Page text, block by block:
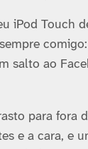
iPod Touch
salto ao
para fora
e a cara, e